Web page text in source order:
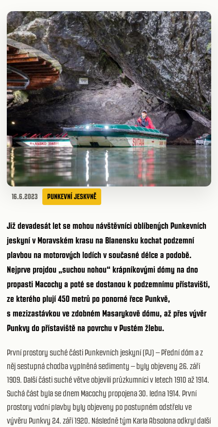
16.6.2023 PUNKEVNÍ JESKYNĚ
Již devadesát let se mohou návštěvníci oblíbených Punkevních
jeskyní v Moravském krasu na Blanensku kochat podzemní
plavbou na motorových lodích v současné délce a podobě.
Nejprve projdou „suchou nohou“ krápníkovými dómy na dno
propasti Macochy a poté se dostanou k podzemnímu přístavišti,
ze kterého plují 450 metrů po ponorné řece Punkvě,
s mezizastávkou ve zdobném Masarykově dómu, až přes vývěr
Punkvy do přístaviště na povrchu v Pustém žlebu.
První prostory suché části Punkevních jeskyní (PJ) – Přední dóm a z
něj sestupná chodba vyplněná sedimenty – byly objeveny 26. září
1909. Další části suché větve objevili průzkumníci v letech 1910 až 1914.
Suchá část byla se dnem Macochy propojena 30. ledna 1914. První
prostory vodní plavby byly objeveny po postupném odstřelu ve
vývěru Punkvy 24. září 1920. Následně tým Karla Absolona odkryl další